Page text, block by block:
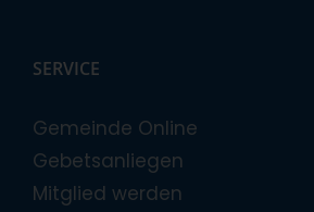
SERVICE
Gemeinde Online
Gebetsanliegen
Mitglied werden